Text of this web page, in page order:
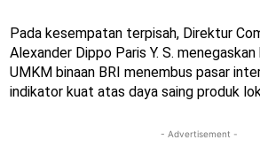
Pada kesempatan terpisah, Direktur
Alexander Dippo Paris Y. S.
UMKM binaan BRI menembus pasar
indikator kuat atas daya saing produk
- Advertisement -